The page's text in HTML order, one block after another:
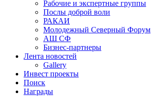
Рабочие и экспертные группы
Послы доброй воли
РАКАИ
Молодежный Северный Форум
АШ СФ
Бизнес-партнеры
Лента новостей
Gallery
Инвест проекты
Поиск
Награды